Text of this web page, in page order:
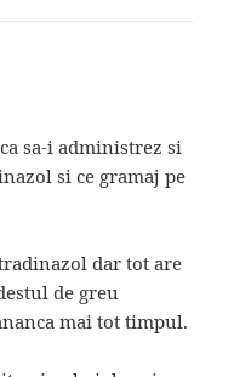
sa-i administrez si
si ce gramaj pe
dar tot are
de greu
mai tot timpul.